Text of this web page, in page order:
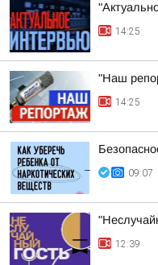
14:25
"Наш
14:25
09:07
12:39